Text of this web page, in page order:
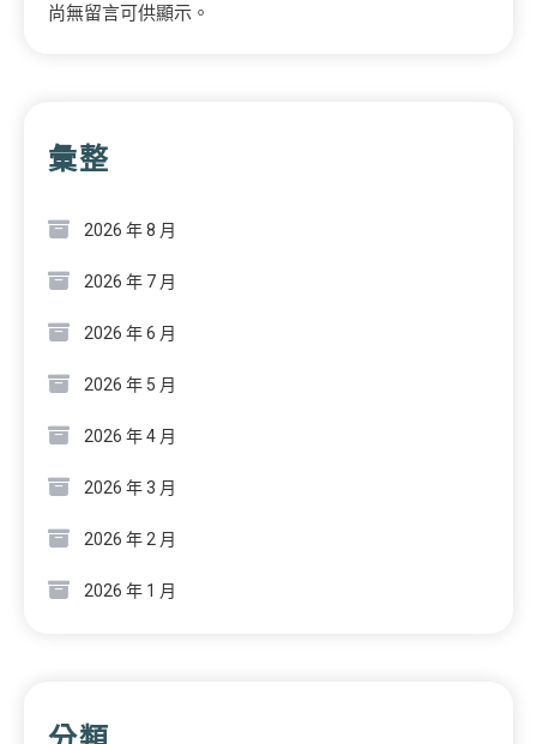
尚無留言可供顯示。
彙整
2026 年 8 月
2026 年 7 月
2026 年 6 月
2026 年 5 月
2026 年 4 月
2026 年 3 月
2026 年 2 月
2026 年 1 月